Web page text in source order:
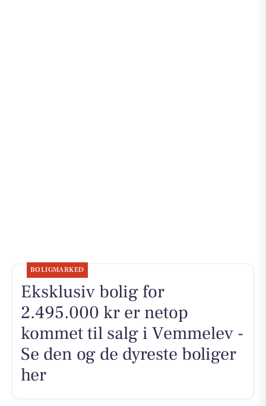
BOLIGMARKED
Eksklusiv bolig for
2.495.000 kr er netop
kommet til salg i Vemmelev -
Se den og de dyreste boliger
her